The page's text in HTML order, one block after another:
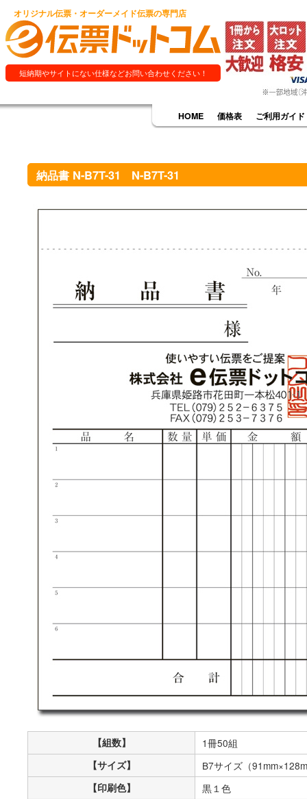
オリジナル伝票・オーダーメイド伝票の専門店
短納期やサイトにない仕様などお問い合わせください！
HOME 価格表 ご利用ガイド
納品書 N-B7T-31 N-B7T-31
【組数】 1冊50組
【サイズ】 B7サイズ（
【印刷色】 黒１色